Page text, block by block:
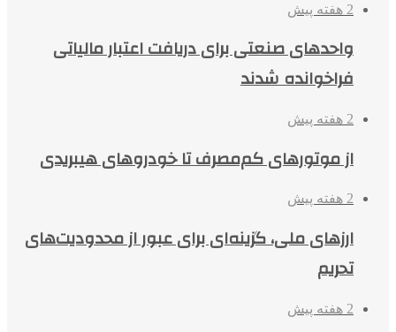
2 هفته پیش
واحدهای صنعتی برای دریافت اعتبار مالیاتی
فراخوانده شدند
2 هفته پیش
از موتورهای کم‌مصرف تا خودروهای هیبریدی
2 هفته پیش
ارزهای ملی، گزینه‌ای برای عبور از محدودیت‌های
تحریم
2 هفته پیش